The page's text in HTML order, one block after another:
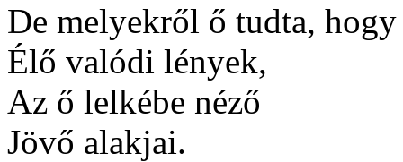
De melyekről ő tudta,
Élő valódi lények,
Az ő lelkébe néző
Jövő alakjai.